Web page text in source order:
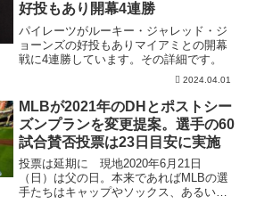
好投もあり開幕4連勝
パイレーツがルーキー・ジャレッド・ジ
ョーンズの好投もありマイアミとの開幕
戦に4連勝しています。その詳細です。
2024.04.01
MLBが2021年のDHとポストシー
ズンプランを変更提案。選手の60
試合賛否投票は23日目安に実施
投票は延期に 現地2020年6月21日
（日）は父の日。本来であればMLBの選
手たちはキャップやソックス、あるいは